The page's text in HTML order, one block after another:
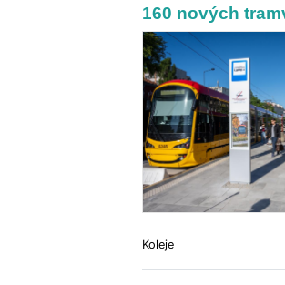
160 nových
Koleje